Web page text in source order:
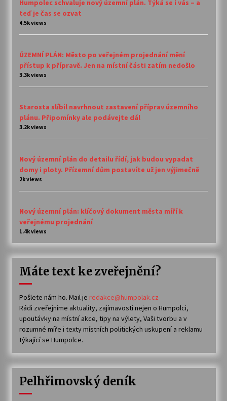
Humpolec schvaluje nový územní plán. Týká se i vás – a
teď je čas se ozvat
4.5k views
ÚZEMNÍ PLÁN: Město po veřejném projednání mění
přístup k přípravě. Jen na místní části zatím nedošlo
3.3k views
Starosta slíbil navrhnout zastavení příprav územního
plánu. Připomínky ale podávejte dál
3.2k views
Nový územní plán do detailu řídí, jak budou vypadat
domy i ploty. Přízemní dům postavíte už jen výjimečně
2k views
Nový územní plán: klíčový dokument města míří k
veřejnému projednání
1.4k views
Máte text ke zveřejnění?
Pošlete nám ho. Mail je redakce@humpolak.cz
Rádi zveřejníme aktuality, zajímavosti nejen o Humpolci,
upoutávky na místní akce, tipy na výlety, Vaši tvorbu a v
rozumné míře i texty místních politických uskupení a reklamu
týkající se Humpolce.
Pelhřimovský deník